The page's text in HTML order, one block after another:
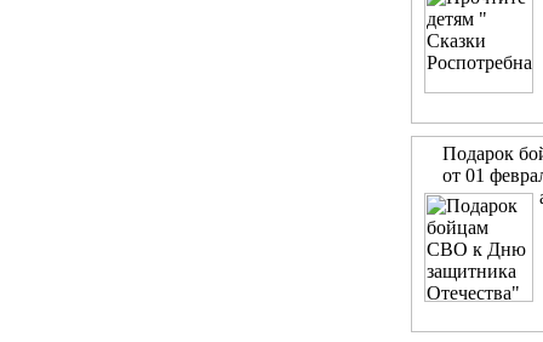
Подарок
от 01